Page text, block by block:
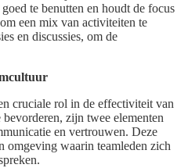
te benutten en houdt de focus
een mix van activiteiten te
en discussies, om de
cruciale rol in de effectiviteit van
zijn twee elementen
en vertrouwen. Deze
omgeving waarin teamleden zich